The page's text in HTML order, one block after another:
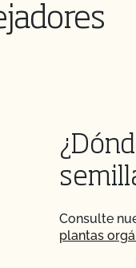
Consulte
plantas